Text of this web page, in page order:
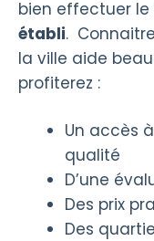
bien effectuer
établi.
la ville aide
profiterez :
Un accès
qualité
D’une
Des prix
Des